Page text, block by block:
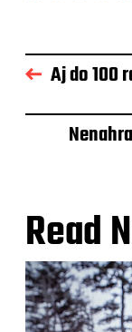
Aj do 100
Read